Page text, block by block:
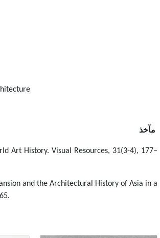
مآخذ
Art History. Visual Resources, 31(3-4), 177–
and the Architectural History of Asia in a
.